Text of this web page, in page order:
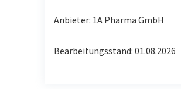
Anbieter: 1A Pharma GmbH
Bearbeitungsstand: 01.08.2026